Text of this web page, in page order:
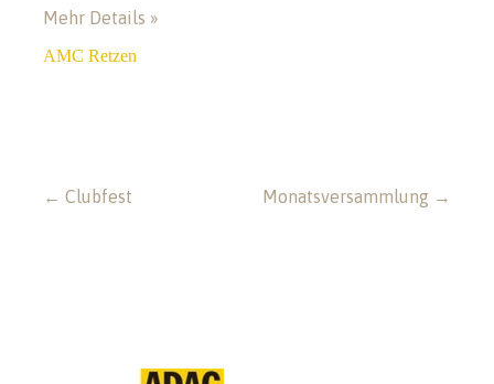
Mehr Details »
AMC Retzen
Beitragsnavigation
← Clubfest Monatsversammlung →